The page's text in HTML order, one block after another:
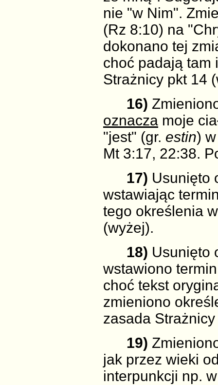
nie "w Nim".
(Rz 8:10) na
dokonano tej
choć padają tam
Strażnicy pkt 14
16)
oznacza moje
"jest" (gr. estin)
Mt 3:17, 22:38.
17) Usunięto
wstawiając
tego określenia
(wyżej).
18) Usunięto
wstawiono
choć tekst
zmieniono
zasada
19)
jak przez wieki
interpunkcji np.